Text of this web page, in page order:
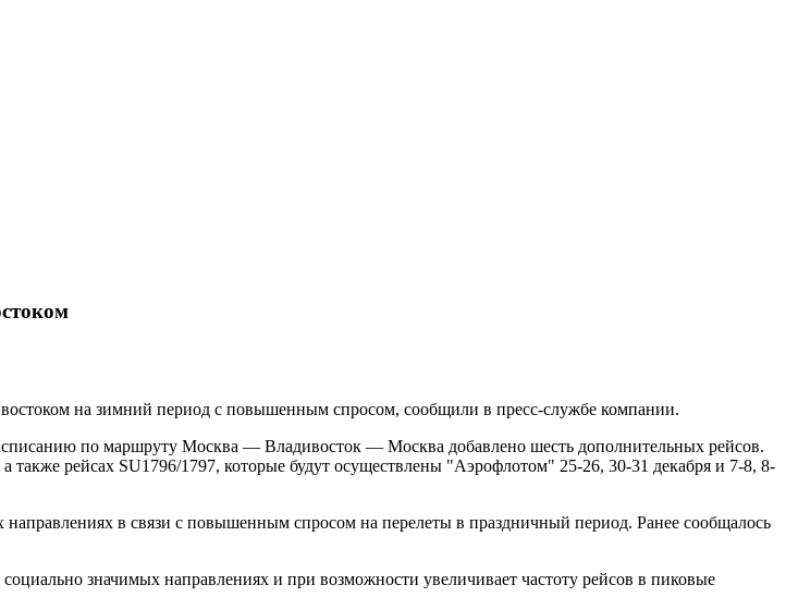
на зимний период с повышенным спросом, сообщили в пресс-службе компании.
по маршруту Москва — Владивосток — Москва добавлено шесть дополнительных рейсов.
рейсах SU1796/1797, которые будут осуществлены "Аэрофлотом" 25-26, 30-31 декабря и 7-8, 8-
в связи с повышенным спросом на перелеты в праздничный период. Ранее сообщалось
значимых направлениях и при возможности увеличивает частоту рейсов в пиковые